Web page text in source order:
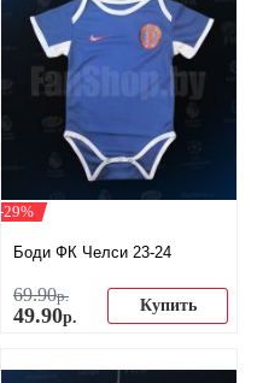
-29%
Боди ФК Челси 23-24
69.90р.
49.90р.
Купить